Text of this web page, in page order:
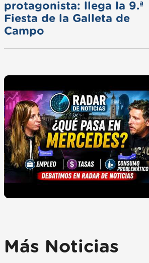
protagonista: llega la 9.ª
Fiesta de la Galleta de
Campo
Más Noticias